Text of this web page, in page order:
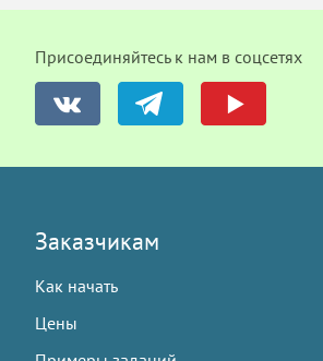
Присоединяйтесь к нам в соцсетях
Заказчикам
Как начать
Цены